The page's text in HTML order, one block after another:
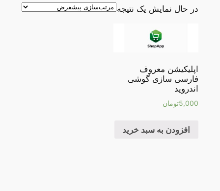
در حال نمایش یک نتیجه
اپلیکیشن معروف
فارسی سازی گوشی
اندروید
5,000تومان
افزودن به سبد خرید